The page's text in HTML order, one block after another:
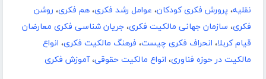
نقلیه، پرورش فکری کودکان، عوامل رشد فکری، هم فکری، روشن
فکری، سازمان جهانی مالکیت فکری، جریان شناسی فکری معارضان
قیام کربلا، انحراف فکری چیست، فرهنگ مالکیت فکری، انواع
مالکیت در حوزه فناوری، انواع مالکیت حقوقی،آموزش فکری